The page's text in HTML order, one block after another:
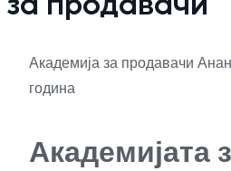
Академија за продавачи
година
Академијата